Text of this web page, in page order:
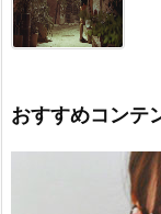
おすすめコンテ